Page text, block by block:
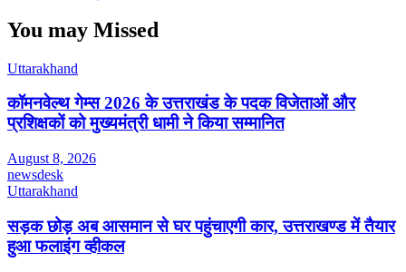
You may Missed
Uttarakhand
कॉमनवेल्थ गेम्स 2026 के उत्तराखंड के पदक विजेताओं और
प्रशिक्षकों को मुख्यमंत्री धामी ने किया सम्मानित
August 8, 2026
newsdesk
Uttarakhand
सड़क छोड़ अब आसमान से घर पहुंचाएगी कार, उत्तराखण्ड में तैयार
हुआ फलाइंग व्हीकल